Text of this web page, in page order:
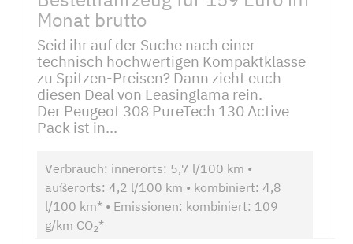
Monat brutto
Seid ihr auf der Suche nach einer
technisch hochwertigen Kompaktklasse
zu Spitzen-Preisen? Dann zieht euch
diesen Deal von Leasinglama rein.
Der Peugeot 308 PureTech 130 Active
Pack ist in...
Verbrauch: innerorts: 5,7 l/100 km •
außerorts: 4,2 l/100 km • kombiniert: 4,8
l/100 km* • Emissionen: kombiniert: 109
g/km CO2*